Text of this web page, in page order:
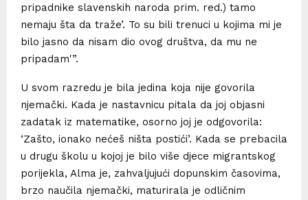
pripadnike slavenskih naroda prim. red.) tamo
nemaju šta da traže’. To su bili trenuci u kojima mi je
bilo jasno da nisam dio ovog društva, da mu ne
pripadam'”.
U svom razredu je bila jedina koja nije govorila
njemački. Kada je nastavnicu pitala da joj objasni
zadatak iz matematike, osorno joj je odgovorila:
‘Zašto, ionako nećeš ništa postići’. Kada se prebacila
u drugu školu u kojoj je bilo više djece migrantskog
porijekla, Alma je, zahvaljujući dopunskim časovima,
brzo naučila njemački, maturirala je odličnim